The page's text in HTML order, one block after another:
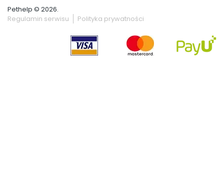
Pethelp © 2026.
Regulamin serwisu
Polityka prywatności